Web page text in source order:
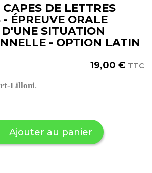
CAPES DE LETTRES
ÉPREUVE ORALE
SITUATION
- OPTION LATIN
19,00 € TTC
Lilloni.
Ajouter au panier